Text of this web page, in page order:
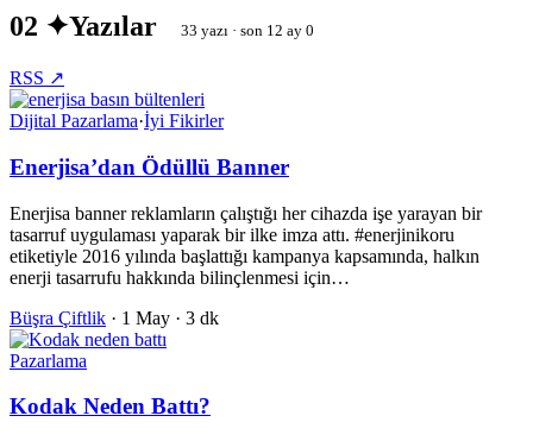
02 ✦Yazılar 33 yazı · son 12 ay 0
RSS ↗
Dijital Pazarlama·İyi Fikirler
Enerjisa’dan Ödüllü Banner
Enerjisa banner reklamların çalıştığı her cihazda işe yarayan bir
tasarruf uygulaması yaparak bir ilke imza attı. #enerjinikoru
etiketiyle 2016 yılında başlattığı kampanya kapsamında, halkın
enerji tasarrufu hakkında bilinçlenmesi için…
Büşra Çiftlik · 1 May · 3 dk
Pazarlama
Kodak Neden Battı?